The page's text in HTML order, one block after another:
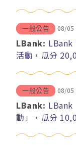
一般公告 08/05
LBank: LBank
活動，瓜分
一般公告 08/05
LBank:
動」，瓜分